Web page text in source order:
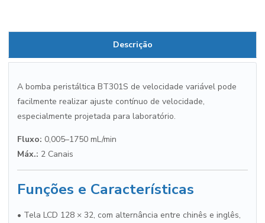
Descrição
A bomba peristáltica BT301S de velocidade variável pode
facilmente realizar ajuste contínuo de velocidade,
especialmente projetada para laboratório.
Fluxo: 0,005–1750 mL/min
Máx.: 2 Canais
Funções e Características
• Tela LCD 128 × 32, com alternância entre chinês e inglês,